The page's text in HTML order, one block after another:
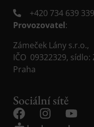
+420 734 639 339
Provozovatel:
Zámeček Lány s.r.o.,
IČO 09322329, sídlo:
Praha
Sociální sítě